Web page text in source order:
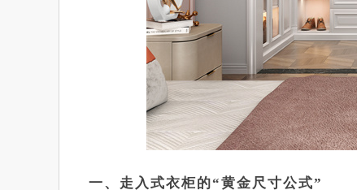
一、走入式衣柜的“黄金尺寸公式”